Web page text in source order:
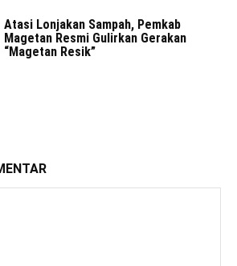
Atasi Lonjakan Sampah, Pemkab
Magetan Resmi Gulirkan Gerakan
“Magetan Resik”